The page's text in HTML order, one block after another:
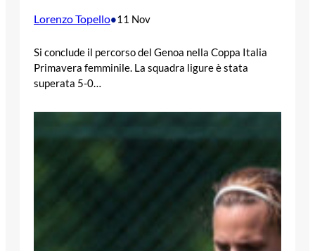
Lorenzo Topello•11 Nov
Si conclude il percorso del Genoa nella Coppa Italia
Primavera femminile. La squadra ligure è stata
superata 5-0…